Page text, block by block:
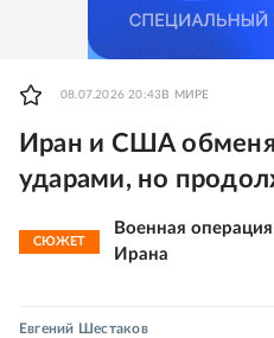
08.07.2026 20:43 В МИРЕ
Иран и США
ударами, но
СЮЖЕТ
Военная
Ирана
Евгений Шестаков